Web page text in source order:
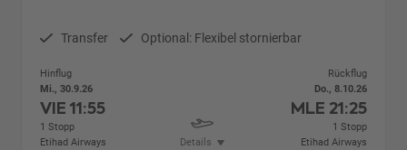
Transfer Optional: Flexibel stornierbar
Hinflug
Mi., 30.9.26
VIE11:55
1 Stopp
Etihad Airways
Details
Rückflug
Do., 8.10.26
MLE 21:25
1 Stopp
Etihad Airways